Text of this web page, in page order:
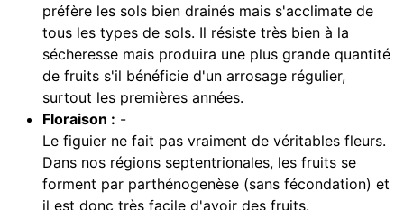
préfère les sols bien drainés mais s'acclimate de
tous les types de sols. Il résiste très bien à la
sécheresse mais produira une plus grande quantité
de fruits s'il bénéficie d'un arrosage régulier,
surtout les premières années.
Floraison : -
Le figuier ne fait pas vraiment de véritables fleurs.
Dans nos régions septentrionales, les fruits se
forment par parthénogenèse (sans fécondation) et
il est donc très facile d'avoir des fruits.